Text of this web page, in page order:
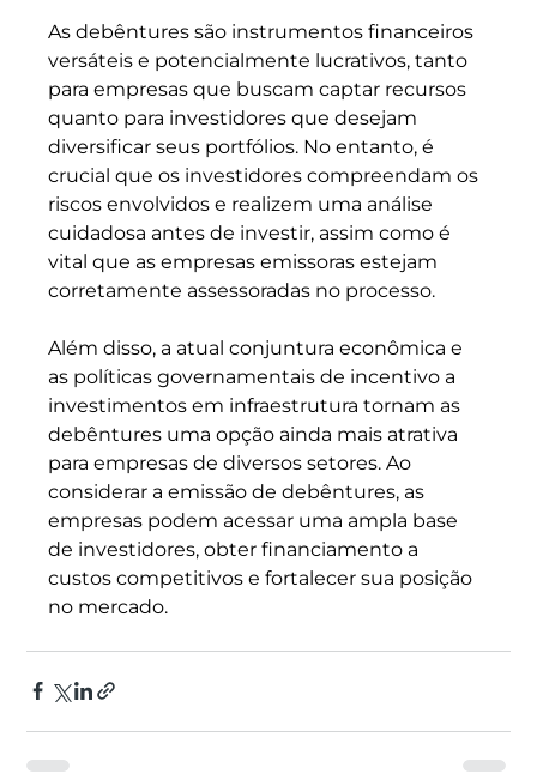
As debêntures são instrumentos financeiros
versáteis e potencialmente lucrativos, tanto
para empresas que buscam captar recursos
quanto para investidores que desejam
diversificar seus portfólios. No entanto, é
crucial que os investidores compreendam os
riscos envolvidos e realizem uma análise
cuidadosa antes de investir, assim como é
vital que as empresas emissoras estejam
corretamente assessoradas no processo.
Além disso, a atual conjuntura econômica e
as políticas governamentais de incentivo a
investimentos em infraestrutura tornam as
debêntures uma opção ainda mais atrativa
para empresas de diversos setores. Ao
considerar a emissão de debêntures, as
empresas podem acessar uma ampla base
de investidores, obter financiamento a
custos competitivos e fortalecer sua posição
no mercado.